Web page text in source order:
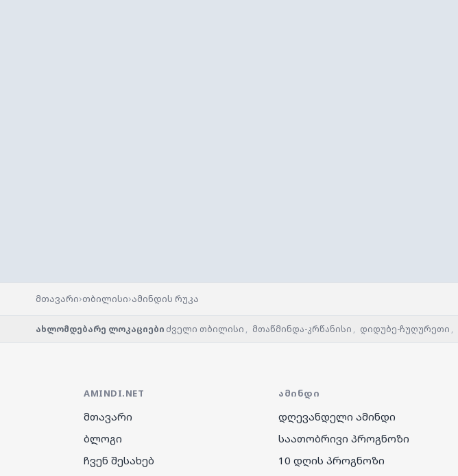
მთავარი›თბილისი›ამინდის რუკა
ახლომდებარე ლოკაციები ძველი თბილისი , მთაწმინდა-კრწანისი , დიდუბე-ჩუღურეთი ,
AMINDI.NET
მთავარი
ბლოგი
ჩვენ შესახებ
ᲐᲛᲘᲜᲓᲘ
დღევანდელი ამინდი
საათობრივი პროგნოზი
10 დღის პროგნოზი